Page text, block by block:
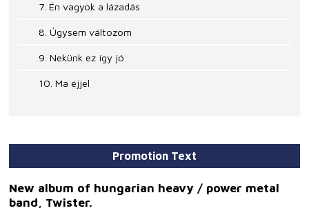
7. Én vagyok a lázadás
8. Úgysem változom
9. Nekünk ez így jó
10. Ma éjjel
Promotion Text
New album of hungarian heavy / power metal
band, Twister.